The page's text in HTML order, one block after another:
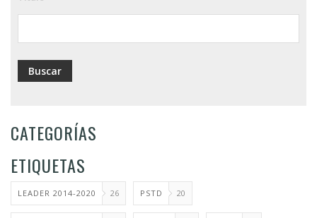
ayuda
a
la
CATEGORÍAS
ETIQUETAS
LEADER 2014-2020 26 PSTD 20